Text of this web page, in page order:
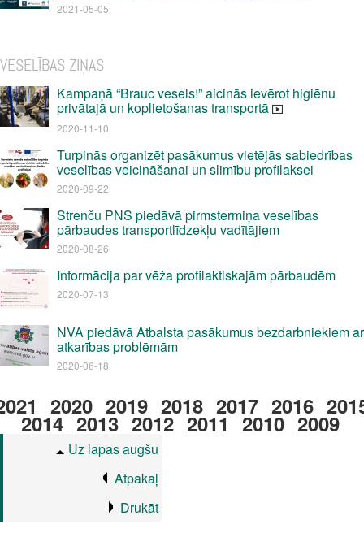
2021-05-05
VESELĪBAS ZIŅAS
Kampaņā “Brauc vesels!” aicinās ievērot higiēnu
privātajā un koplietošanas transportā
2020-11-10
Turpinās organizēt pasākumus vietējās sabiedrības
veselības veicināšanai un slimību profilaksei
2020-09-22
Strenču PNS piedāvā pirmstermiņa veselības
pārbaudes transportlīdzekļu vadītājiem
2020-08-26
Informācija par vēža profilaktiskajām pārbaudēm
2020-07-13
NVA piedāvā Atbalsta pasākumus bezdarbniekiem ar
atkarības problēmām
2020-06-18
2020 2019 2018 2017 2016
2014 2013 2012 2011 2010 2009
Uz lapas augšu
Atpakaļ
Drukāt